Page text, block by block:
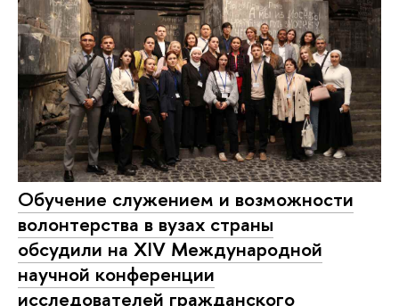
Обучение служением и возможности
волонтерства в вузах страны
обсудили на XIV Международной
научной конференции
исследователей гражданского